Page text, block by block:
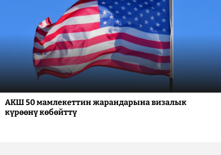
АКШ 50 мамлекеттин жарандарына визалык
күрөөнү көбөйттү